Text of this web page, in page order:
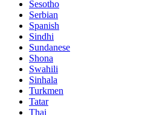
Sesotho
Serbian
Spanish
Sindhi
Sundanese
Shona
Swahili
Sinhala
Turkmen
Tatar
Thai